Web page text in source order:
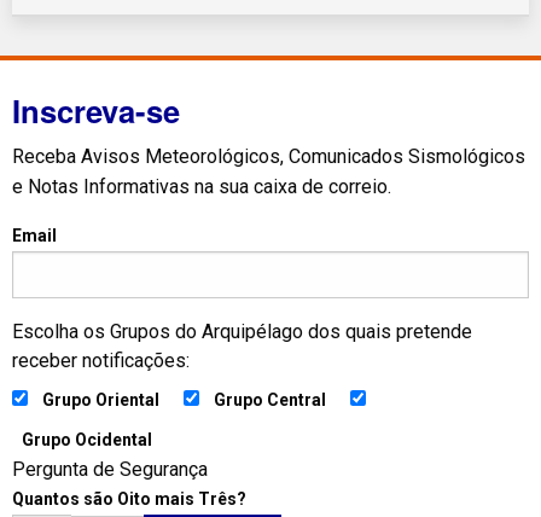
Inscreva-se
Receba Avisos Meteorológicos, Comunicados Sismológicos
e Notas Informativas na sua caixa de correio.
Email
Escolha os Grupos do Arquipélago dos quais pretende
receber notificações:
Grupo Oriental Grupo Central
Grupo Ocidental
Pergunta de Segurança
Quantos são Oito mais Três?